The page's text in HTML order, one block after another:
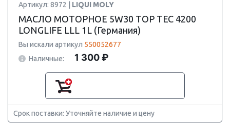
Артикул: 8972 | LIQUI MOLY
МАСЛО МОТОРНОЕ 5W30 TOP TEC 4200
LONGLIFE LLL 1L (Германия)
Вы искали артикул 550052677
Наличные:
1 300 ₽
Срок поставки: Уточняйте наличие и цену